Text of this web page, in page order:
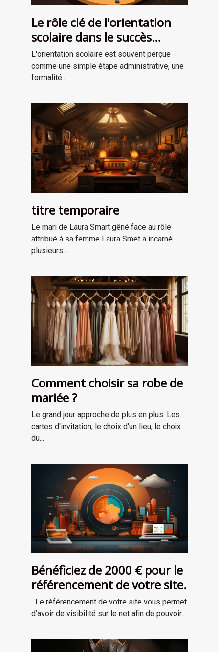
Le rôle clé de l'orientation
scolaire dans le succès
professionnel
L'orientation scolaire est souvent perçue
comme une simple étape administrative, une
formalité...
titre temporaire
Le mari de Laura Smart gêné face au rôle
attribué à sa femme Laura Smet a incarné
plusieurs...
Comment choisir sa robe de
mariée ?
Le grand jour approche de plus en plus. Les
cartes d'invitation, le choix d'un lieu, le choix
du...
Bénéficiez de 2000 € pour le
référencement de votre site.
Le référencement de votre site vous permet
d’avoir de visibilité sur le net afin de pouvoir...